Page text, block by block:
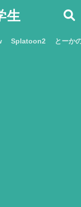
生
Splatoon2 とーか